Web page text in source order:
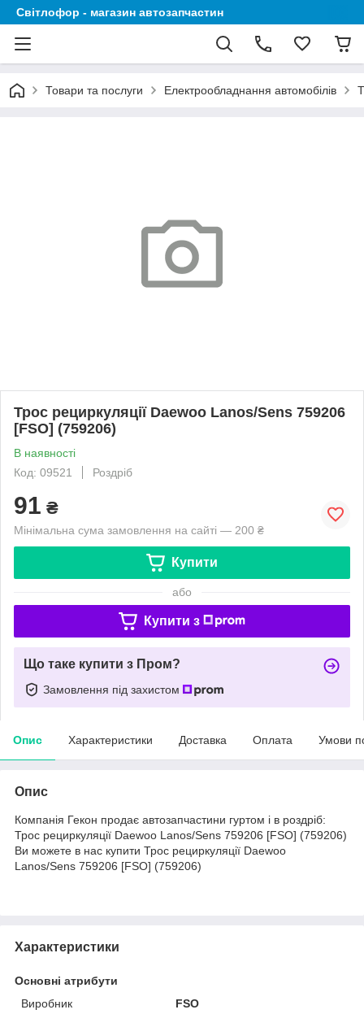
Світлофор - магазин автозапчастин
Товари та послуги Електрообладнання автомобілів
Трос рециркуляції Daewoo Lanos/Sens 759206
[FSO] (759206)
В наявності
Код: 09521
Роздріб
91 ₴
Мінімальна сума замовлення на сайті — 200 ₴
Купити
або
Купити з
Що таке купити з Пром?
Замовлення під захистом
Опис Характеристики Доставка Оплата Умови
Опис
Компанія Гекон продає автозапчастини гуртом і в роздріб:
Трос рециркуляції Daewoo Lanos/Sens 759206 [FSO] (759206)
Ви можете в нас купити Трос рециркуляції Daewoo
Lanos/Sens 759206 [FSO] (759206)
Характеристики
Основні атрибути
Виробник
FSO